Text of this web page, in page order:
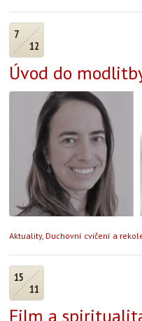
7
12
Úvod do
Aktuality, Duchovní cvičení a
15
11
Film a